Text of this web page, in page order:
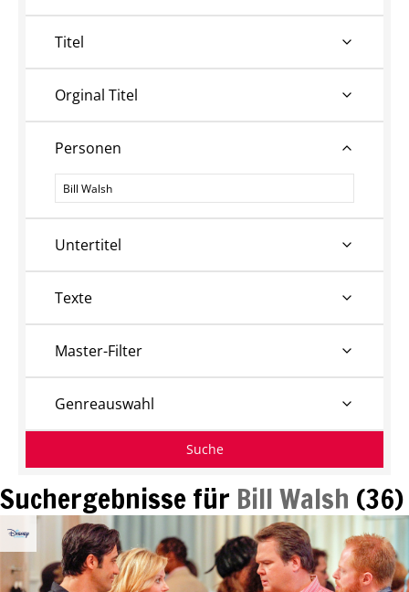
Suchergebnisse für Bill Walsh (36)
Titel
Orginal Titel
Personen
Personen
Untertitel
Texte
Master-Filter
Genreauswahl
Suche